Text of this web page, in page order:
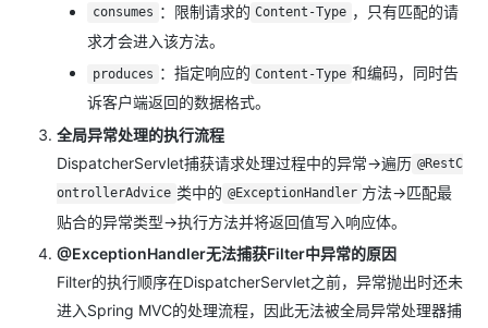
consumes ：限制请求的 Content-Type ，只有匹配的请
求才会进入该方法。
produces ：指定响应的 Content-Type 和编码，同时告
诉客户端返回的数据格式。
全局异常处理的执行流程
DispatcherServlet捕获请求处理过程中的异常→遍历 @RestC
ontrollerAdvice 类中的 @ExceptionHandler 方法→匹配最
贴合的异常类型→执行方法并将返回值写入响应体。
@ExceptionHandler无法捕获Filter中异常的原因
Filter的执行顺序在DispatcherServlet之前，异常抛出时还未
进入Spring MVC的处理流程，因此无法被全局异常处理器捕